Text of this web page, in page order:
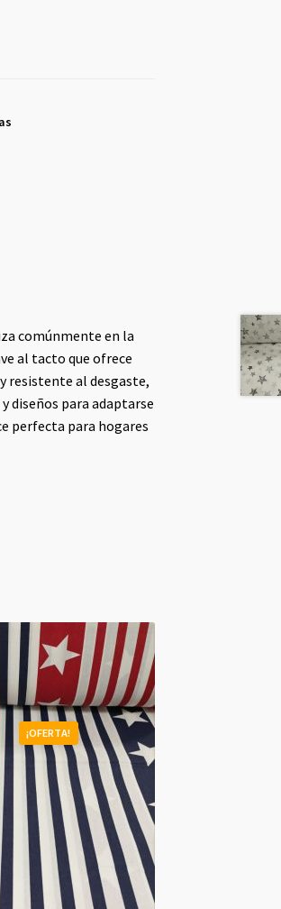
comúnmente en la
al tacto que ofrece
resistente al desgaste,
diseños para adaptarse
perfecta para hogares
¡OFERTA!